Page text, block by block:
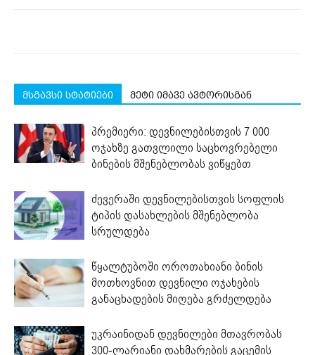
მსგავსი სტატიები მეტი იმავე ავტორისგან
პრემიერი: დევნილებისთვის 7 000
ოჯახზე გათვლილი საცხოვრებელი
ბინების მშენებლობას ვიწყებთ
ძევერაში დევნილებისთვის სოფლის
ტიპის დასახლების მშენებლობა
სრულდება
წყალტუბოში ოროთახიანი ბინის
მოთხოვნით დევნილი ოჯახების
განაცხადების მიღება გრძელდება
უკრაინიდან დევნილები მთავრობას
300-ლარიანი დახმარების გაცემის